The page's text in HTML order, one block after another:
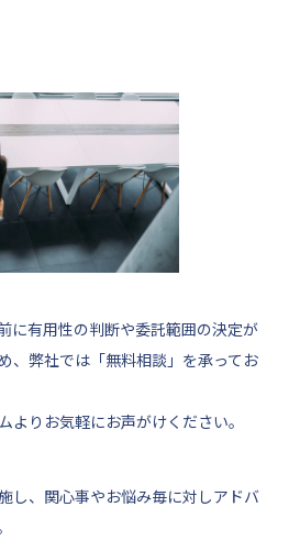
に有用性の判断や委託範囲の決定が
、弊社では「無料相談」を承ってお
よりお気軽にお声がけください。
し、関心事やお悩み毎に対しアドバ